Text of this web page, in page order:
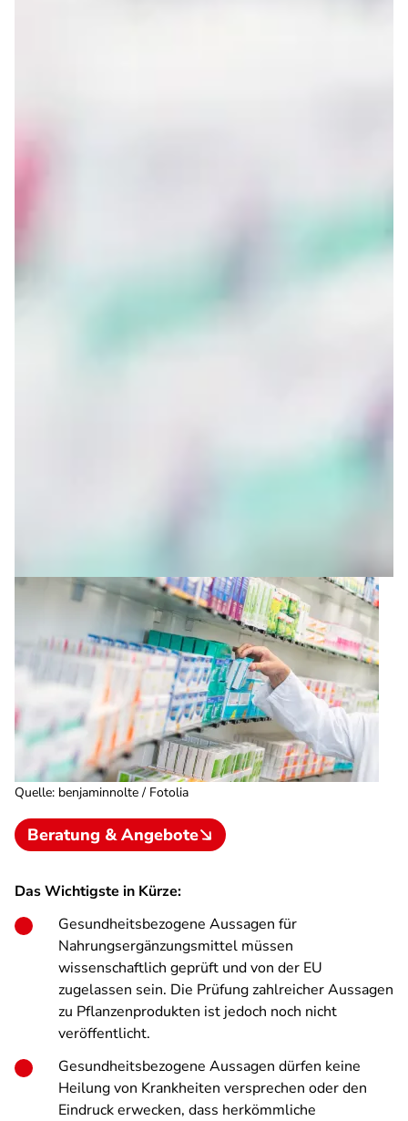
Quelle: benjaminnolte / Fotolia
Beratung & Angebote
Das Wichtigste in Kürze:
Gesundheitsbezogene Aussagen für
Nahrungsergänzungsmittel müssen
wissenschaftlich geprüft und von der EU
zugelassen sein. Die Prüfung zahlreicher Aussagen
zu Pflanzenprodukten ist jedoch noch nicht
veröffentlicht.
Gesundheitsbezogene Aussagen dürfen keine
Heilung von Krankheiten versprechen oder den
Eindruck erwecken, dass herkömmliche